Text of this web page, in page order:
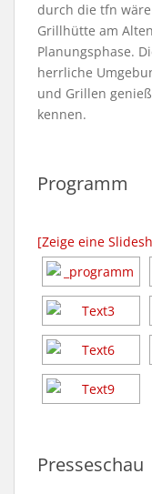
durch die tfn
Grillhütte am
Planungsphase.
herrliche
und Grillen
kennen.
Programm
[Zeige eine
Presseschau